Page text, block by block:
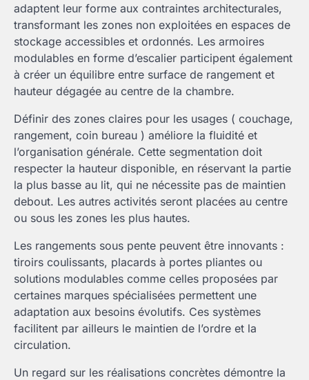
adaptent leur forme aux contraintes architecturales,
transformant les zones non exploitées en espaces de
stockage accessibles et ordonnés. Les armoires
modulables en forme d’escalier participent également
à créer un équilibre entre surface de rangement et
hauteur dégagée au centre de la chambre.
Définir des zones claires pour les usages ( couchage,
rangement, coin bureau ) améliore la fluidité et
l’organisation générale. Cette segmentation doit
respecter la hauteur disponible, en réservant la partie
la plus basse au lit, qui ne nécessite pas de maintien
debout. Les autres activités seront placées au centre
ou sous les zones les plus hautes.
Les rangements sous pente peuvent être innovants :
tiroirs coulissants, placards à portes pliantes ou
solutions modulables comme celles proposées par
certaines marques spécialisées permettent une
adaptation aux besoins évolutifs. Ces systèmes
facilitent par ailleurs le maintien de l’ordre et la
circulation.
Un regard sur les réalisations concrètes démontre la